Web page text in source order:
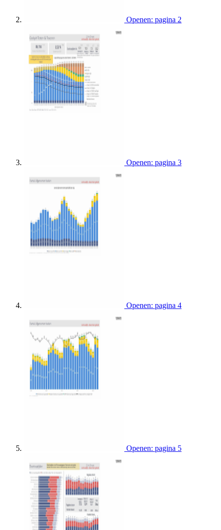
Openen: pagina 2
Openen: pagina 3
Openen: pagina 4
Openen: pagina 5